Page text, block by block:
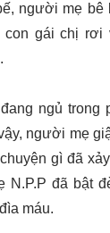
người mẹ bê
gái chị rơi
ngủ trong
người mẹ
gì đã
đã bật
máu.